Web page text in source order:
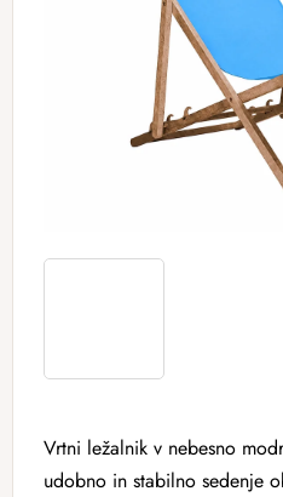
Vrtni ležalnik v nebesno
udobno in stabilno sedenje